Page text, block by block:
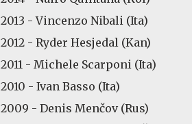
2013 - Vincenzo Nibali (Ita)
2012 - Ryder Hesjedal (Kan)
2011 - Michele Scarponi (Ita)
2010 - Ivan Basso (Ita)
2009 - Denis Menčov (Rus)